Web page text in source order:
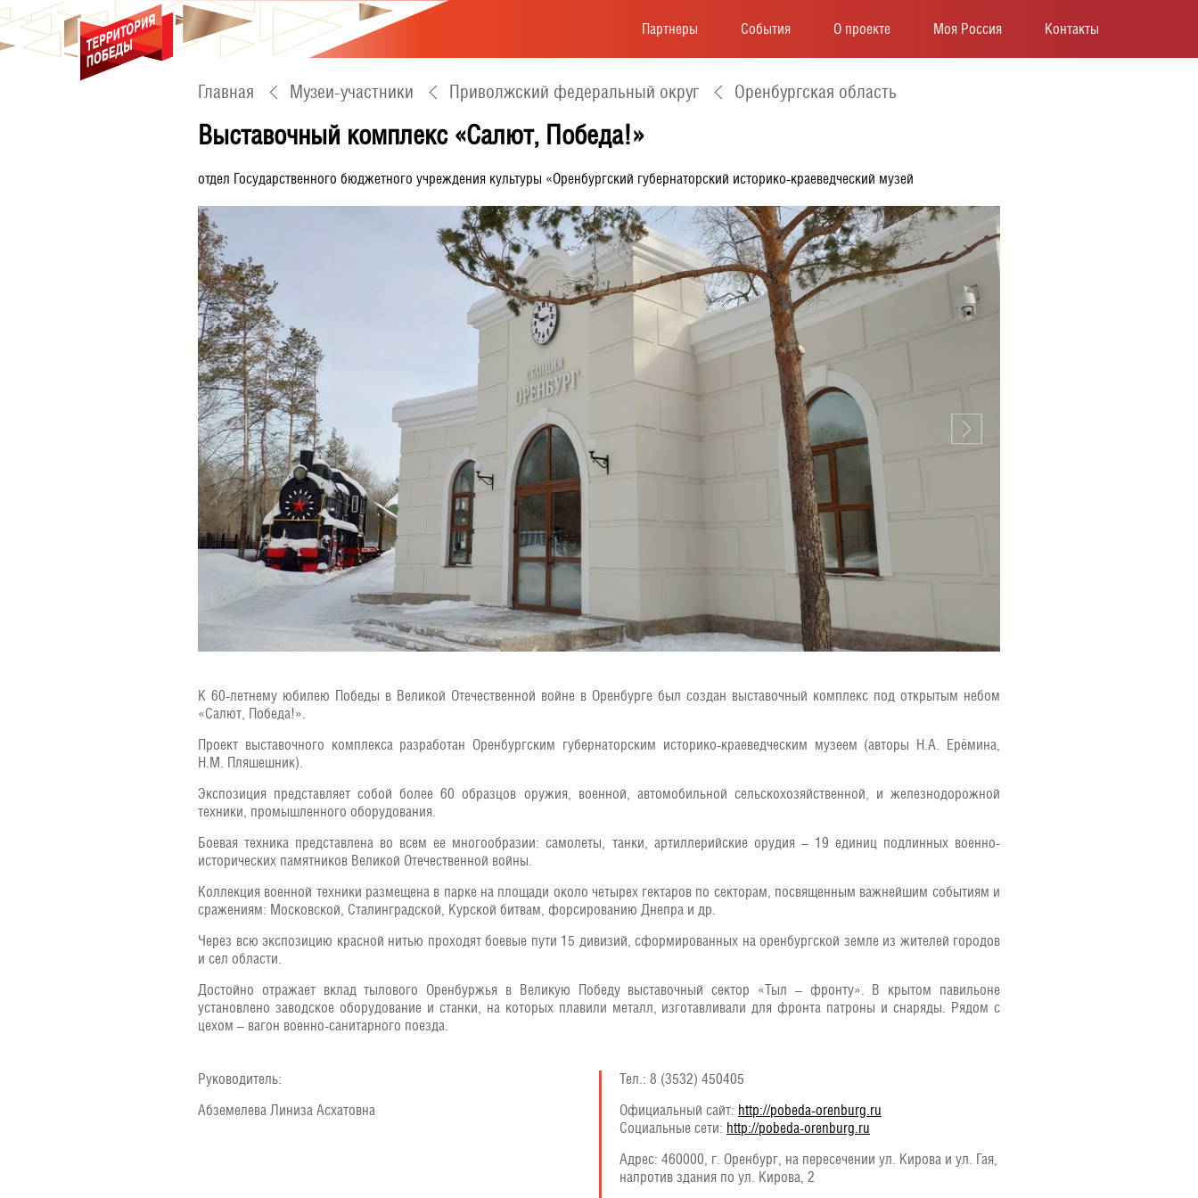
Партнеры События О проекте Моя Россия Контакты
Главная Музеи-участники Приволжский федеральный округ Оренбургская область
Выставочный комплекс «Салют, Победа!»
отдел Государственного бюджетного учреждения культуры «Оренбургский губернаторский историко-краеведческий музей
К 60-летнему юбилею Победы в Великой Отечественной войне в Оренбурге был создан выставочный комплекс под открытым небом
«Салют, Победа!».
Проект выставочного комплекса разработан Оренбургским губернаторским историко-краеведческим музеем (авторы Н.А. Ерёмина,
Н.М. Пляшешник).
Экспозиция представляет собой более 60 образцов оружия, военной, автомобильной сельскохозяйственной, и железнодорожной
техники, промышленного оборудования.
Боевая техника представлена во всем ее многообразии: самолеты, танки, артиллерийские орудия – 19 единиц подлинных военно-
исторических памятников Великой Отечественной войны.
Коллекция военной техники размещена в парке на площади около четырех гектаров по секторам, посвященным важнейшим событиям и
сражениям: Московской, Сталинградской, Курской битвам, форсированию Днепра и др.
Через всю экспозицию красной нитью проходят боевые пути 15 дивизий, сформированных на оренбургской земле из жителей городов
и сел области.
Достойно отражает вклад тылового Оренбуржья в Великую Победу выставочный сектор «Тыл – фронту». В крытом павильоне
установлено заводское оборудование и станки, на которых плавили металл, изготавливали для фронта патроны и снаряды. Рядом с
цехом – вагон военно-санитарного поезда.
Руководитель:
Абземелева Линиза Асхатовна
Тел.: 8 (3532) 450405
Официальный сайт: http://pobeda-orenburg.ru
Социальные сети: http://pobeda-orenburg.ru
Адрес: 460000, г. Оренбург, на пересечении ул. Кирова и ул. Гая,
напротив здания по ул. Кирова, 2